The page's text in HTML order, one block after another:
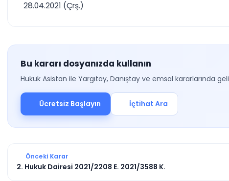
28.04.2021 (Çrş.)
Bu kararı dosyanızda kullanın
Hukuk Asistan ile Yargıtay, Danıştay ve emsal kararlarında
Ücretsiz Başlayın İçtihat Ara
Önceki Karar
2. Hukuk Dairesi 2021/2208 E. 2021/3588 K.